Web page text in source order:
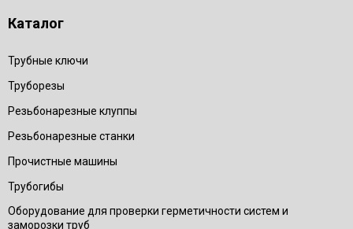
Каталог
Трубные ключи
Труборезы
Резьбонарезные клуппы
Резьбонарезные станки
Прочистные машины
Трубогибы
Оборудование для проверки герметичности систем и
заморозки труб